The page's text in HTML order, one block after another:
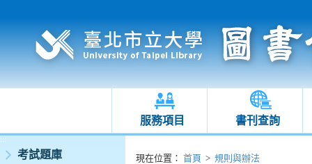
服務項目 書刊查詢
:::
考試題庫 :::現在位置 ： 首頁 > 規則與辦法